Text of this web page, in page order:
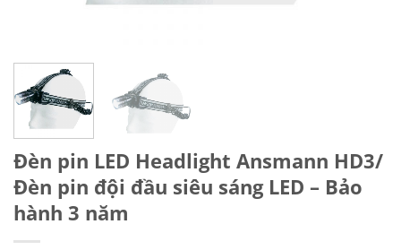
Đèn pin LED Headlight Ansmann HD3/
Đèn pin đội đầu siêu sáng LED – Bảo
hành 3 năm